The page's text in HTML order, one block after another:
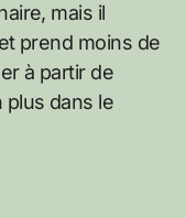
mais il
prend moins de
à partir de
dans le